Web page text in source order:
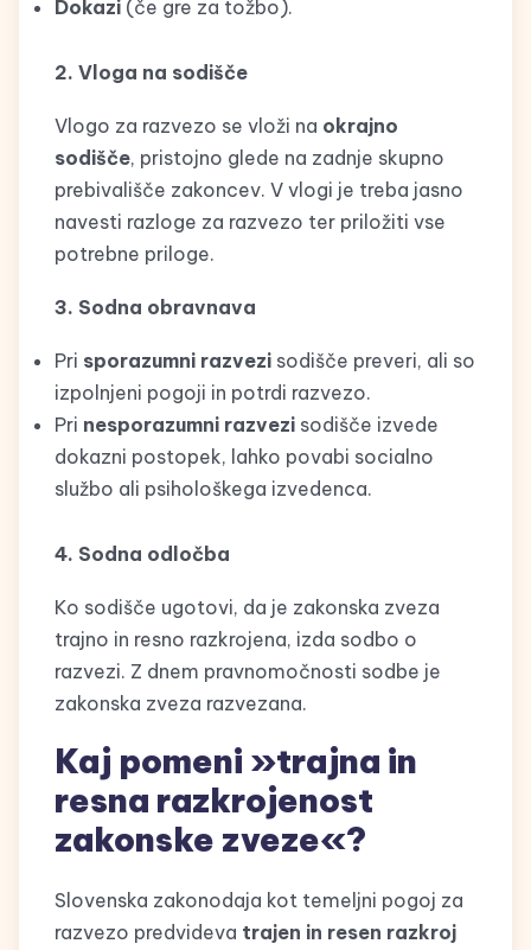
Dokazi (če gre za tožbo).
2. Vloga na sodišče
Vlogo za razvezo se vloži na okrajno
sodišče, pristojno glede na zadnje skupno
prebivališče zakoncev. V vlogi je treba jasno
navesti razloge za razvezo ter priložiti vse
potrebne priloge.
3. Sodna obravnava
Pri sporazumni razvezi sodišče preveri, ali so
izpolnjeni pogoji in potrdi razvezo.
Pri nesporazumni razvezi sodišče izvede
dokazni postopek, lahko povabi socialno
službo ali psihološkega izvedenca.
4. Sodna odločba
Ko sodišče ugotovi, da je zakonska zveza
trajno in resno razkrojena, izda sodbo o
razvezi. Z dnem pravnomočnosti sodbe je
zakonska zveza razvezana.
Kaj pomeni »trajna in
resna razkrojenost
zakonske zveze«?
Slovenska zakonodaja kot temeljni pogoj za
razvezo predvideva trajen in resen razkroj